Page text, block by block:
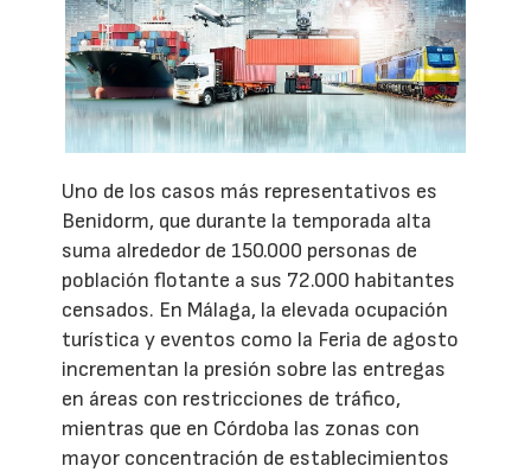
Uno de los casos más representativos es
Benidorm, que durante la temporada alta
suma alrededor de 150.000 personas de
población flotante a sus 72.000 habitantes
censados. En Málaga, la elevada ocupación
turística y eventos como la Feria de agosto
incrementan la presión sobre las entregas
en áreas con restricciones de tráfico,
mientras que en Córdoba las zonas con
mayor concentración de establecimientos